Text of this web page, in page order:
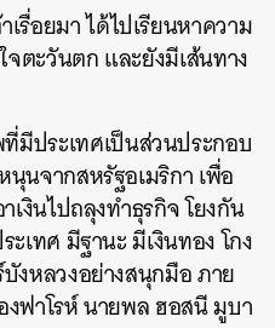
รื่อยมา ได้ไปเรียนหาความ
จตะวันตก และยังมีเส้นทาง
ประเทศเป็นส่วนประกอบ
นจากสหรัฐอเมริกา เพื่อ
เงินไปถลุงทำธุรกิจ โยงกัน
เทศ มีฐานะ มีเงินทอง โกง
งหลวงอย่างสนุกมือ ภาย
ฟาโรห์ นายพล ฮอสนี มูบา